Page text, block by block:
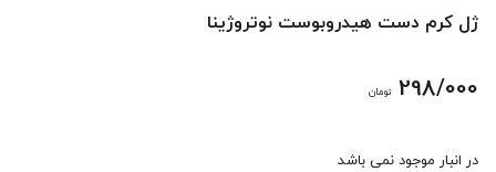
ژل کرم دست هیدروبوست نوتروژینا
298/000 تومان
در انبار موجود نمی باشد